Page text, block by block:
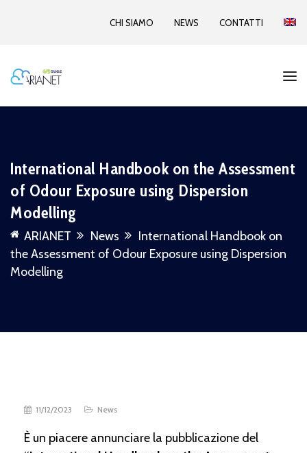
CHI SIAMO NEWS CONTATTI
International Handbook on the Assessment
of Odour Exposure using Dispersion
Modelling
ARIANET News
International Handbook on
the Assessment of Odour Exposure using Dispersion
Modelling
11/12/2023 News
È un piacere annunciare la pubblicazione del